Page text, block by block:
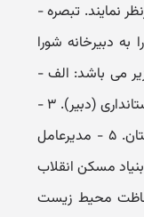
نمایند. تبصره -
دبیرخانه شورا
شرح زیر می باشد: الف -
اعضا: ۱ - معاون هماهنگی امور عمرانی استاندار (رییس). ۲ - مدیرکل دفتر فنی استانداری (دبیر). ۳ -
نماینده تام الاختیار معاون برنامه ریزی استانداری. ۴ - مدیرکل راه و ترابری استان. ۵ - مدیرعامل
مسکن و شهرسازی استان. ۷ - رییس بنیاد مسکن انقلاب
ای استان. ۹ - مدیرکل حفاظت محیط زیست